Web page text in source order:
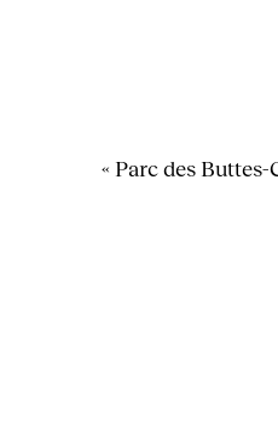
« Parc des